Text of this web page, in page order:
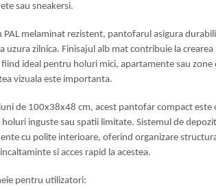
sau sneakersi.
PAL melaminat rezistent, pantofarul asigura
uzura zilnica. Finisajul alb mat contribuie la
ideal pentru holuri mici, apartamente sau zone
vizuala este importanta.
de 100x38x48 cm, acest pantofar compact
inguste sau spatii limitate. Sistemul de
cu polite interioare, oferind organizare
si acces rapid la acestea.
pentru utilizatori: